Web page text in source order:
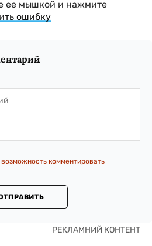
ее мышкой и нажмите
ошибку
комментировать